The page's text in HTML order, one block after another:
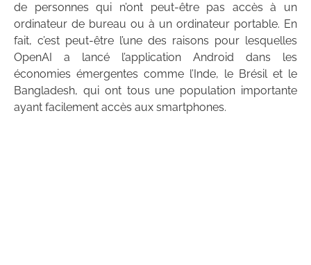
de personnes qui n’ont peut-être pas accès à un
ordinateur de bureau ou à un ordinateur portable. En
fait, c’est peut-être l’une des raisons pour lesquelles
OpenAI a lancé l’application Android dans les
économies émergentes comme l’Inde, le Brésil et le
Bangladesh, qui ont tous une population importante
ayant facilement accès aux smartphones.